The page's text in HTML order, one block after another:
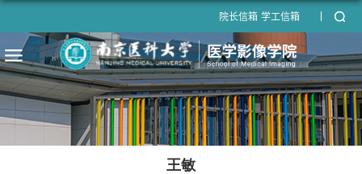
院长信箱 学工信箱
王敏